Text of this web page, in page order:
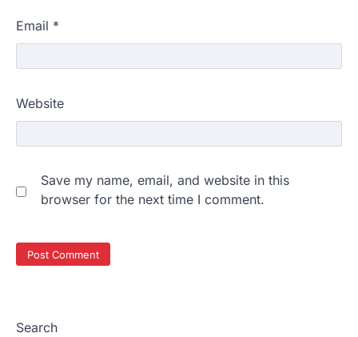
Email *
Website
Save my name, email, and website in this
browser for the next time I comment.
Search